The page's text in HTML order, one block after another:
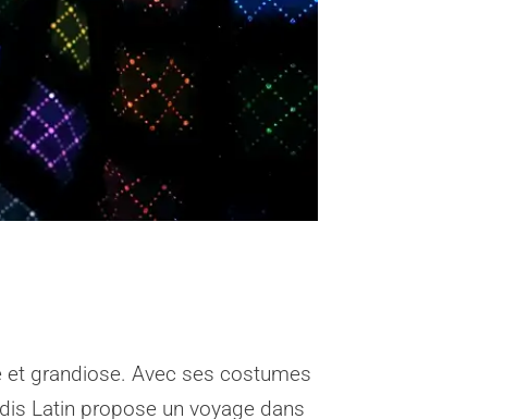
et grandiose. Avec ses costumes
Latin propose un voyage dans